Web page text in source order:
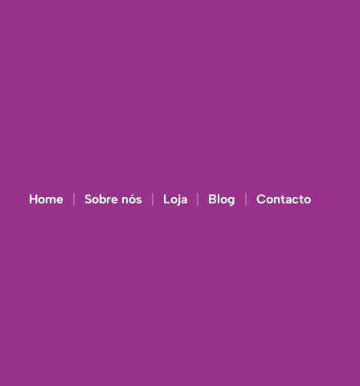
Home Sobre nós Loja Blog Contacto